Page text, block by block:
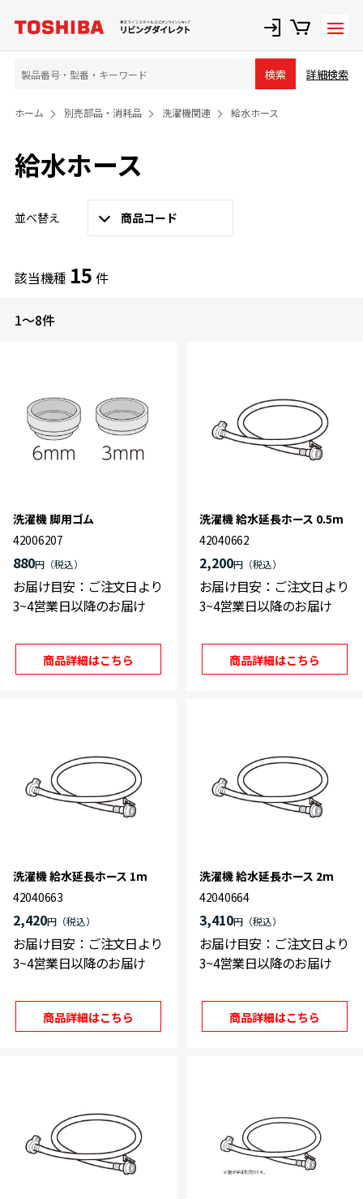
検索 詳細検索
ホーム 別売部品・消耗品 洗濯機関連 給水ホース
給水ホース
並べ替え 商品コード
該当機種 15 件
1～8件
洗濯機 脚用ゴム
42006207
880円
お届け目安：ご注文日より
3~4営業日以降のお届け
商品詳細はこちら
洗濯機 給水延長ホース 0.5m
42040662
2,200円
お届け目安：ご注文日より
3~4営業日以降のお届け
商品詳細はこちら
洗濯機 給水延長ホース 1m
42040663
2,420円
お届け目安：ご注文日より
3~4営業日以降のお届け
商品詳細はこちら
洗濯機 給水延長ホース 2m
42040664
3,410円
お届け目安：ご注文日より
3~4営業日以降のお届け
商品詳細はこちら